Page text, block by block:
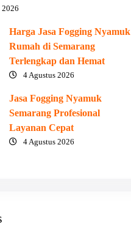
2026
Harga Jasa Fogging Nyamuk
Rumah di Semarang
Terlengkap dan Hemat
4 Agustus 2026
Jasa Fogging Nyamuk
Semarang Profesional
Layanan Cepat
4 Agustus 2026